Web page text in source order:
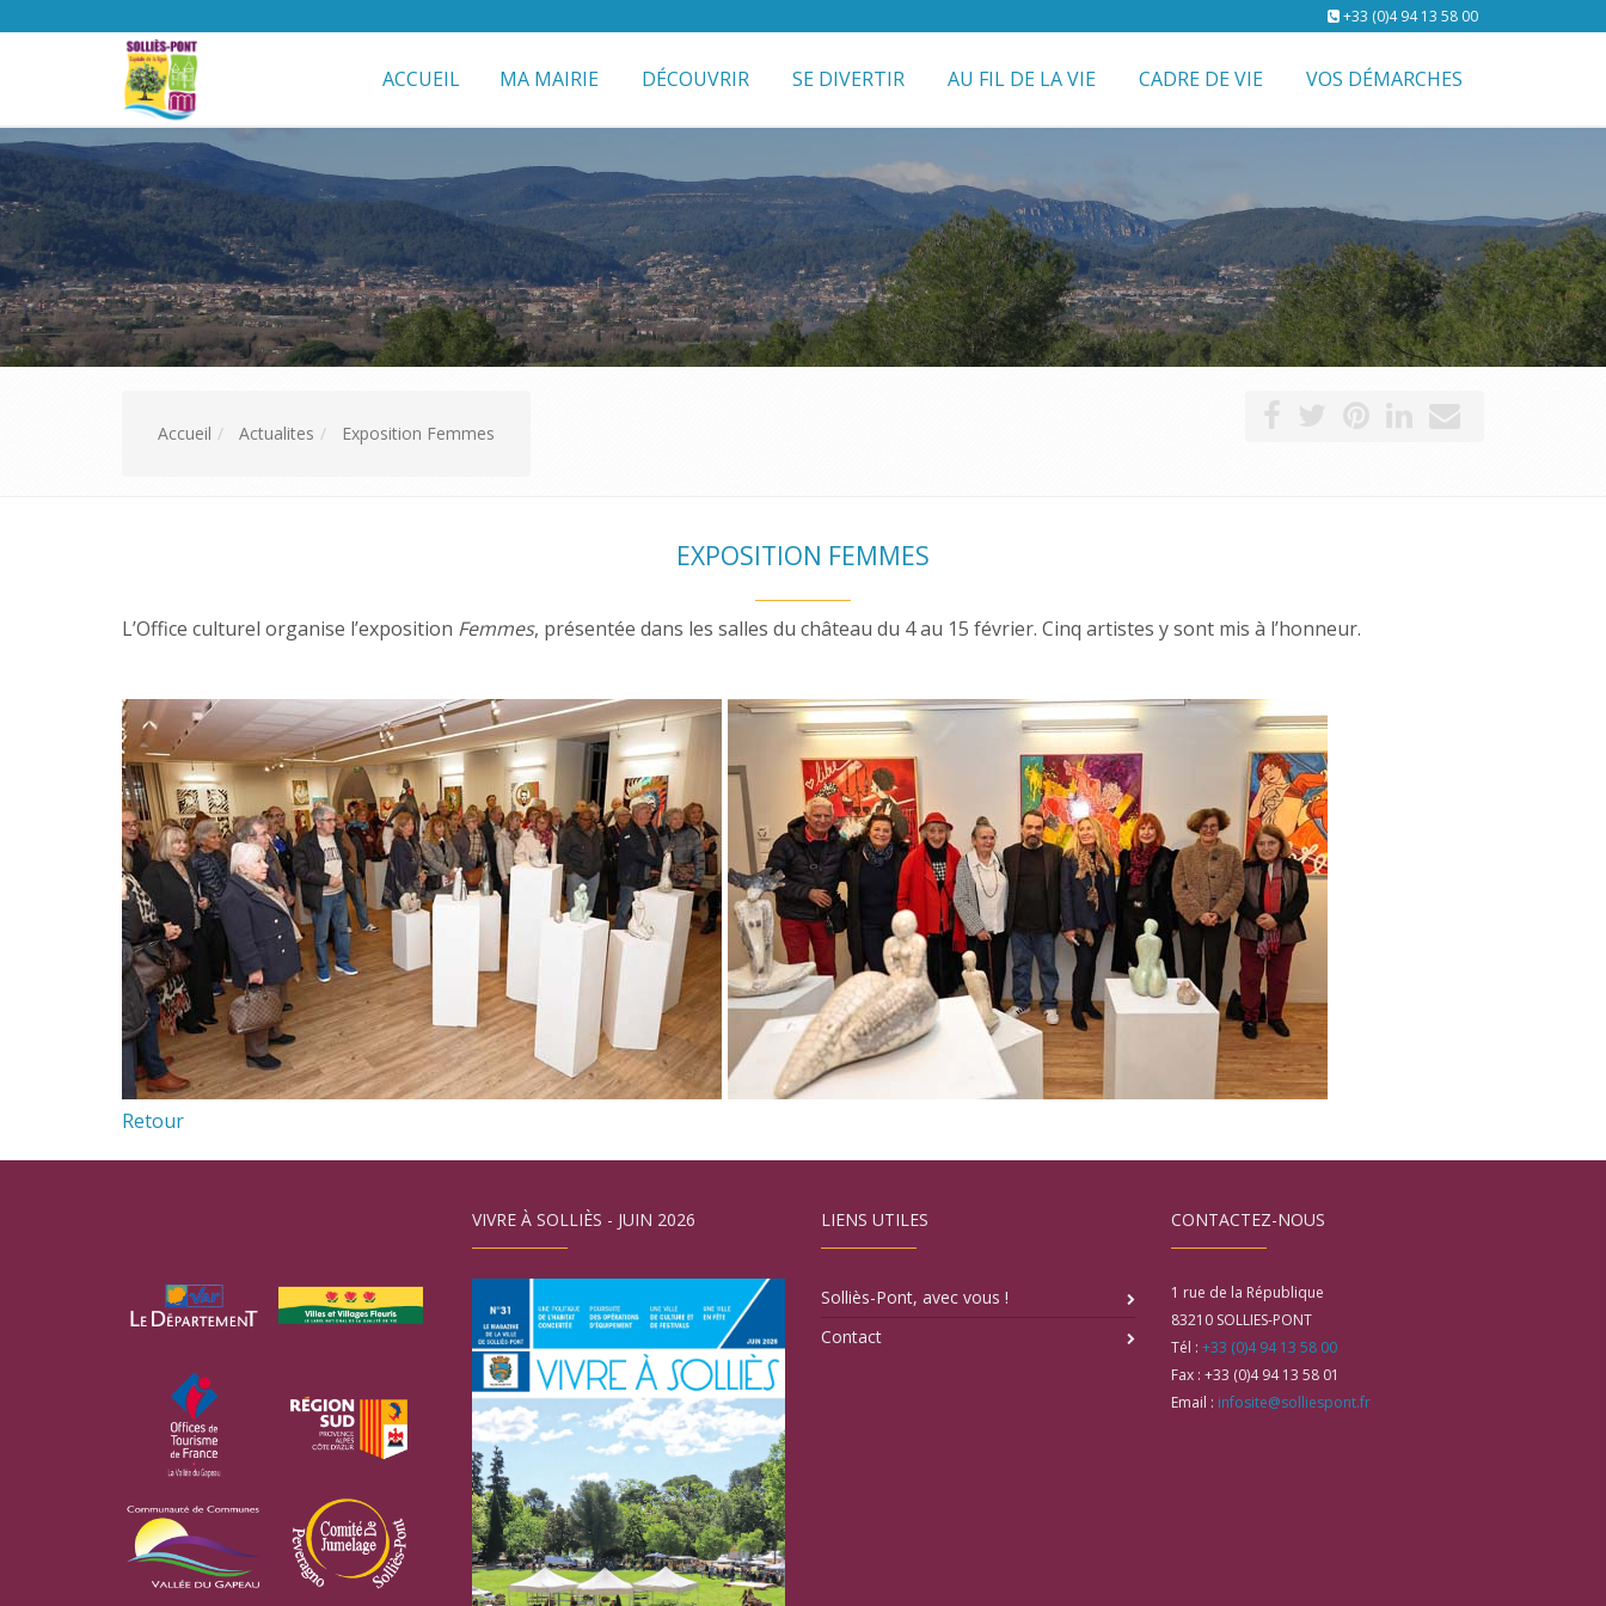
+33 (0)4 94 13 58 00
ACCUEIL MA MAIRIE DÉCOUVRIR SE DIVERTIR AU FIL DE LA VIE CADRE DE VIE VOS DÉMARCHES
Accueil Actualites Exposition Femmes
EXPOSITION FEMMES
L’Office culturel organise l’exposition Femmes, présentée dans les salles du château du 4 au 15 février. Cinq artistes y sont mis à l’honneur.
Retour
VIVRE À SOLLIÈS - JUIN 2026 LIENS UTILES
Solliès-Pont, avec vous !
Contact
CONTACTEZ-NOUS
1 rue de la République
83210 SOLLIES-PONT
Tél : +33 (0)4 94 13 58 00
Fax : +33 (0)4 94 13 58 01
Email : infosite@solliespont.fr